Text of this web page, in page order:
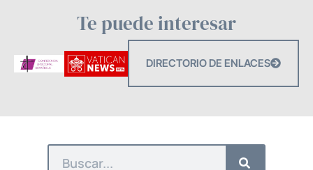
Te puede interesar
DIRECTORIO DE ENLACES